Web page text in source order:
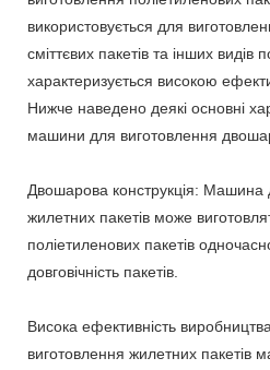
використовується для
сміттєвих пакетів та інших видів
характеризується високою
Нижче наведено деякі основні
машини для виготовлення
Двошарова конструкція: Машина
жилетних пакетів може
поліетиленових пакетів
довговічність пакетів.
Висока ефективність
виготовлення жилетних пакетів